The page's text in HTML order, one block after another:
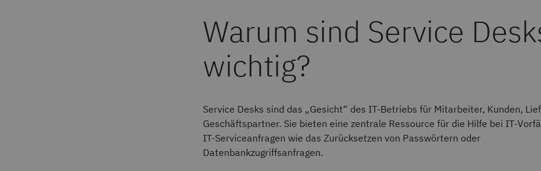
Warum sind Service
wichtig?
Service Desks sind das „Gesicht“ des IT-Betriebs für Mitarbeiter, Kunden,
Geschäftspartner. Sie bieten eine zentrale Ressource für die Hilfe bei IT-
IT-Serviceanfragen wie das Zurücksetzen von Passwörtern oder
Datenbankzugriffsanfragen.